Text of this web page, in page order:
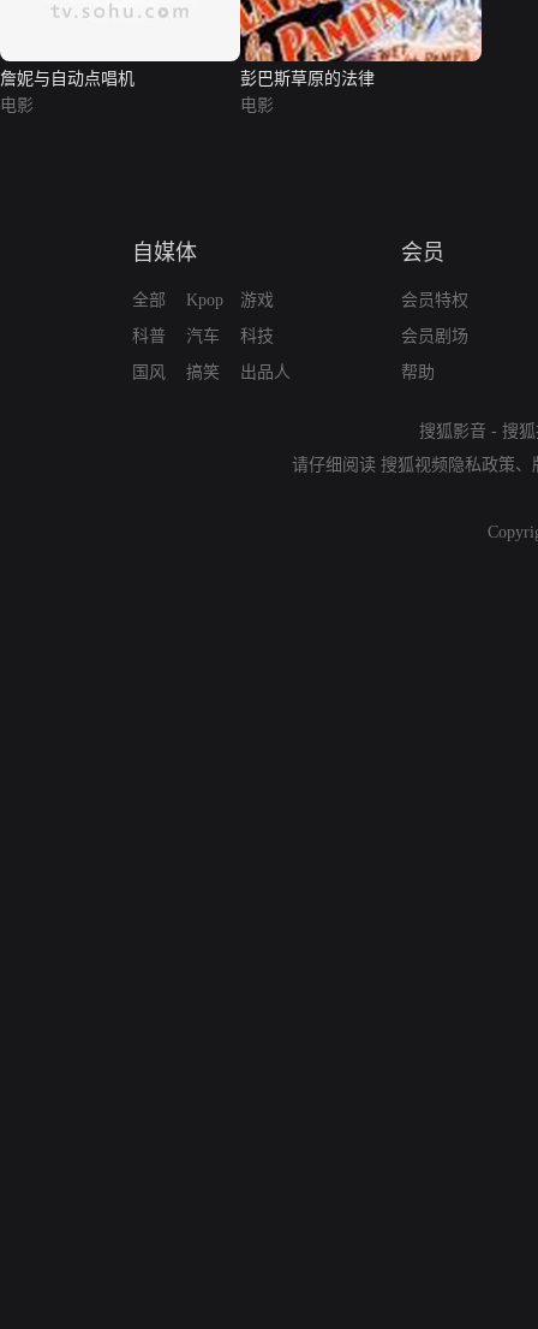
詹妮与自动点唱机
电影
彭巴斯草原的法律
电影
自媒体
全部
科普
国风
Kpop
汽车
搞笑
游戏
科技
出品人
会员
会员特权
会员剧场
帮助
搜狐影音 - 搜
请仔细阅读 搜狐视频隐私政策、